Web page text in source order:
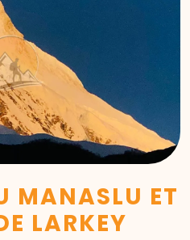
MANASLU ET
LARKEY